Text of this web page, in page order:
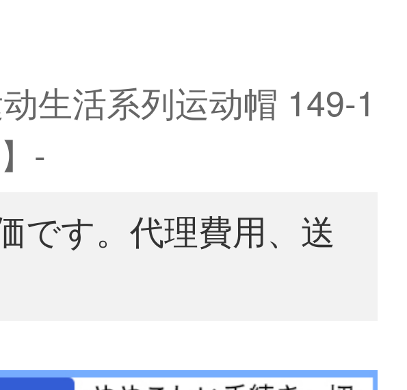
生活系列运动帽 149-1
-
です。代理費用、送